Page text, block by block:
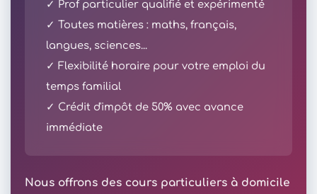
✓ Prof particulier qualifié et expérimenté
✓ Toutes matières : maths, français,
langues, sciences...
✓ Flexibilité horaire pour votre emploi du
temps familial
✓ Crédit d'impôt de 50% avec avance
immédiate
Nous offrons des cours particuliers à domicile